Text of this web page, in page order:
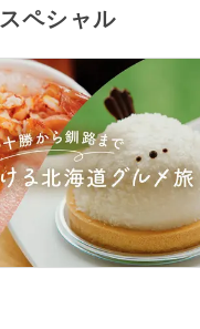
スペシャル